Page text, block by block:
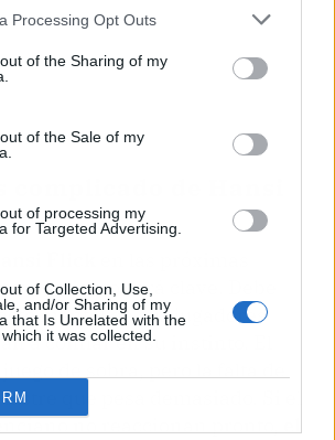
Processing Opt Outs
of the Sharing of my
of the Sale of my
of processing my
for Targeted Advertising.
of Collection, Use,
and/or Sharing of my
that Is Unrelated with the
it was collected.
complicado de Hansi
será clave. Debe
mental de sus jugadores
a confiar en su instinto. El
de sobra, pero la falta de
que pesa demasiado. Si el
no reaccionan pronto,